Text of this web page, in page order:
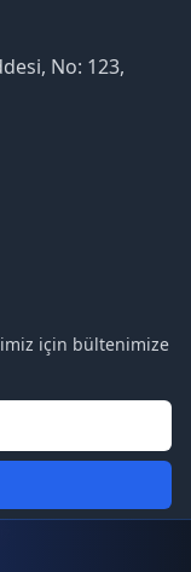
No: 123,
için bültenimize